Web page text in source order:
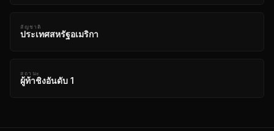
สัญชาติ
ประเทศสหรัฐอเมริกา
สถานะ
ผู้ท้าชิงอันดับ 1